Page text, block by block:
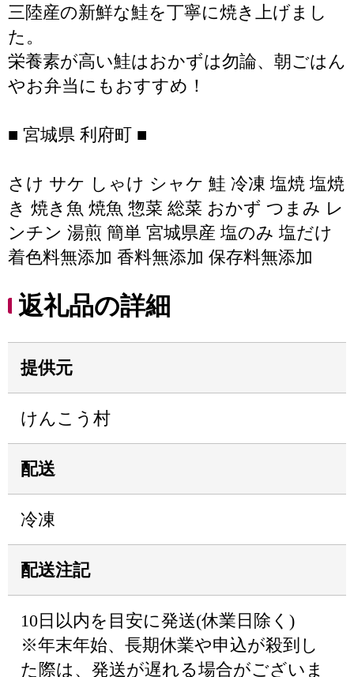
三陸産の新鮮な鮭を丁寧に焼き上げまし
た。
栄養素が高い鮭はおかずは勿論、朝ごはん
やお弁当にもおすすめ！
■ 宮城県 利府町 ■
さけ サケ しゃけ シャケ 鮭 冷凍 塩焼 塩焼
き 焼き魚 焼魚 惣菜 総菜 おかず つまみ レ
ンチン 湯煎 簡単 宮城県産 塩のみ 塩だけ
着色料無添加 香料無添加 保存料無添加
返礼品の詳細
提供元
けんこう村
配送
冷凍
配送注記
10日以内を目安に発送(休業日除く)
※年末年始、長期休業や申込が殺到し
た際は、発送が遅れる場合がございま